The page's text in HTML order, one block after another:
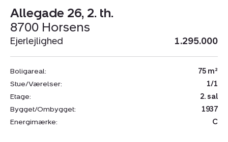
Allegade 26, 2. th.
8700 Horsens
Ejerlejlighed 1.295.000
Boligareal:
75 m²
Stue/Værelser:
1/1
Etage:
2. sal
Bygget/Ombygget:
1937
Energimærke:
C